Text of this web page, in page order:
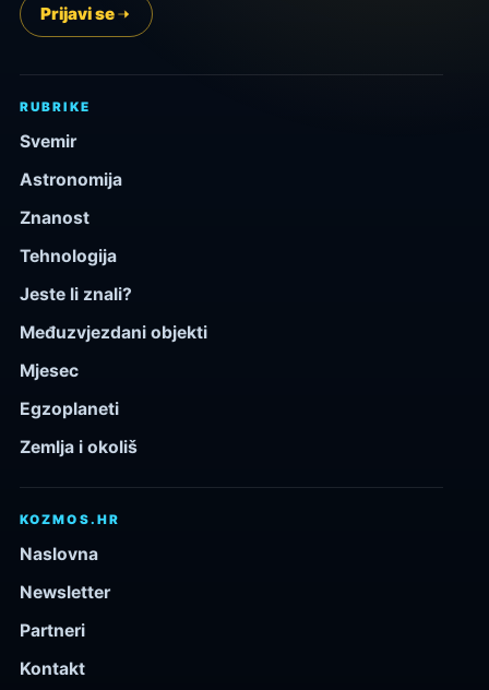
Prijavi se
RUBRIKE
Svemir
Astronomija
Znanost
Tehnologija
Jeste li znali?
Međuzvjezdani objekti
Mjesec
Egzoplaneti
Zemlja i okoliš
KOZMOS.HR
Naslovna
Newsletter
Partneri
Kontakt